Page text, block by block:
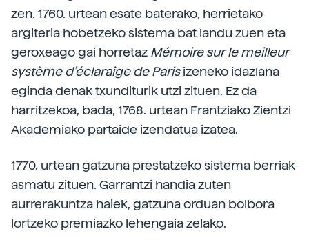
zen. 1760. urtean esate baterako, herrietako
argiteria hobetzeko sistema bat landu zuen eta
geroxeago gai horretaz Mémoire sur le meilleur
système d’éclaraige de Parisizeneko idazlana
eginda denak txunditurik utzi zituen. Ez da
harritzekoa, bada, 1768. urtean Frantziako Zientzi
Akademiako partaide izendatua izatea.
1770. urtean gatzuna prestatzeko sistema berriak
asmatu zituen. Garrantzi handia zuten
aurrerakuntza haiek, gatzuna orduan bolbora
lortzeko premiazko lehengaia zelako.